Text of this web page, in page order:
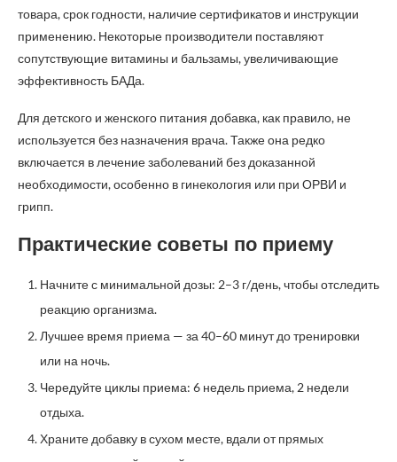
товара, срок годности, наличие сертификатов и инструкции
применению. Некоторые производители поставляют
сопутствующие витамины и бальзамы, увеличивающие
эффективность БАДа.
Для детского и женского питания добавка, как правило, не
используется без назначения врача. Также она редко
включается в лечение заболеваний без доказанной
необходимости, особенно в гинекология или при ОРВИ и
грипп.
Практические советы по приему
Начните с минимальной дозы: 2–3 г/день, чтобы отследить
реакцию организма.
Лучшее время приема — за 40–60 минут до тренировки
или на ночь.
Чередуйте циклы приема: 6 недель приема, 2 недели
отдыха.
Храните добавку в сухом месте, вдали от прямых